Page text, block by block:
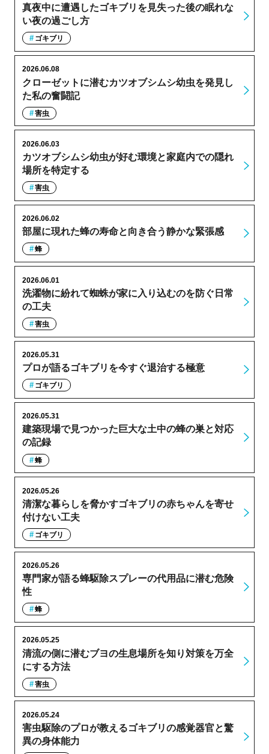
真夜中に遭遇したゴキブリを見失った後の眠れな
い夜の過ごし方
ゴキブリ
クローゼットに潜むカツオブシムシ幼虫を発見し
た私の奮闘記
2026.06.08
害虫
カツオブシムシ幼虫が好む環境と家庭内での隠れ
場所を特定する
2026.06.03
害虫
部屋に現れた蜂の寿命と向き合う静かな緊張感
2026.06.02
蜂
洗濯物に紛れて蜘蛛が家に入り込むのを防ぐ日常
の工夫
2026.06.01
害虫
プロが語るゴキブリを今すぐ退治する極意
2026.05.31
ゴキブリ
建築現場で見つかった巨大な土中の蜂の巣と対応
の記録
2026.05.31
蜂
清潔な暮らしを脅かすゴキブリの赤ちゃんを寄せ
付けない工夫
2026.05.26
ゴキブリ
専門家が語る蜂駆除スプレーの代用品に潜む危険
性
2026.05.26
蜂
清流の側に潜むブヨの生息場所を知り対策を万全
にする方法
2026.05.25
害虫
害虫駆除のプロが教えるゴキブリの感覚器官と驚
異の身体能力
2026.05.24